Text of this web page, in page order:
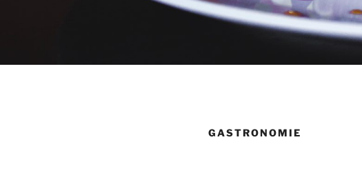
GASTRONOMIE